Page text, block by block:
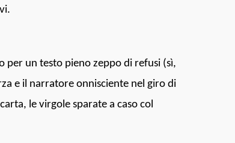
per un testo pieno zeppo di refusi (sì,
e il narratore onnisciente nel giro di
le virgole sparate a caso col